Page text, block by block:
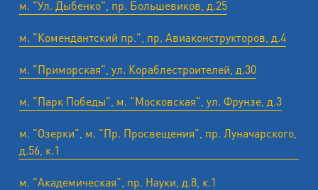
м. "Ул. Дыбенко", пр. Большевиков, д.25
м. "Комендантский пр.", пр. Авиаконструкторов, д.4
м. "Приморская", ул. Кораблестроителей, д.30
м. "Парк Победы", м. "Московская", ул. Фрунзе, д.3
м. "Озерки", м. "Пр. Просвещения", пр. Луначарского,
д.56, к.1
м. "Академическая", пр. Науки, д.8, к.1